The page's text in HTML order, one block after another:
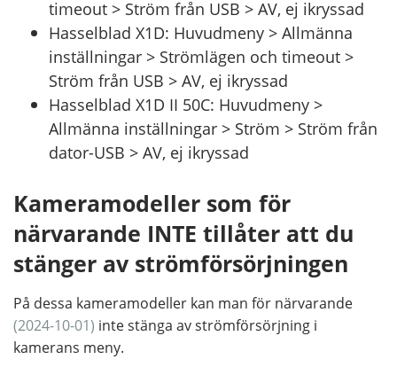
timeout > Ström från USB > AV, ej ikryssad
Hasselblad X1D: Huvudmeny > Allmänna
inställningar > Strömlägen och timeout >
Ström från USB > AV, ej ikryssad
Hasselblad X1D II 50C: Huvudmeny >
Allmänna inställningar > Ström > Ström från
dator-USB > AV, ej ikryssad
Kameramodeller som för
närvarande INTE tillåter att du
stänger av strömförsörjningen
På dessa kameramodeller kan man för närvarande
(2024-10-01) inte stänga av strömförsörjning i
kamerans meny.